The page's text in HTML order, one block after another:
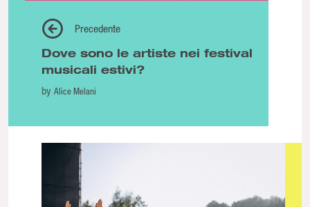
Precedente
Dove sono le artiste nei festival
musicali estivi?
by Alice Melani